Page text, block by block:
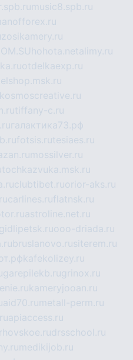
music8.spb.ru
zosikamery.ru
hohota.netalimy.ru
otdelkaexp.ru
kosmoscreative.ru
tiffany-c.ru
галактика73.рф
fotsis.rutesiaes.ru
mossilver.ru
tochkazvuka.msk.ru
clubtibet.ruorior-aks.ru
carlines.ruflatnsk.ru
astroline.net.ru
gidlipetsk.ruooo-driada.ru
bruslanovo.rusiterem.ru
kafekolizey.ru
grinox.ru
kameryjooan.ru
aid70.ru metall-perm.ru
apiaccess.ru
drsschool.ru
medikijob.ru